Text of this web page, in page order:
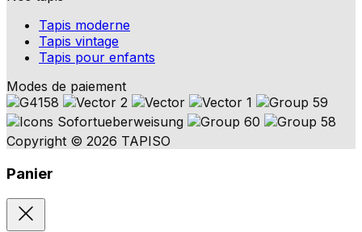
Tapis moderne
Tapis vintage
Tapis pour enfants
Modes de paiement
Copyright © 2026 TAPISO
Panier